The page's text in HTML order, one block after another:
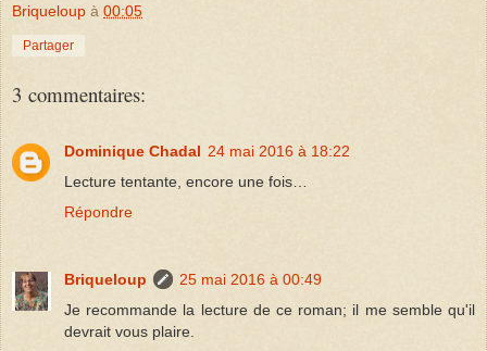
Briqueloup à 00:05
Partager
3 commentaires:
Dominique Chadal 24 mai 2016 à 18:22
Lecture tentante, encore une fois…
Répondre
Briqueloup
25 mai 2016 à 00:49
Je recommande la lecture de ce roman; il me semble qu'il
devrait vous plaire.